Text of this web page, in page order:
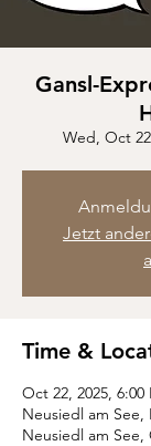
Gansl-
Wed, Oct 22
Jetzt
Time &
Oct 22, 2025, 6:00
Neusiedl am See,
Neusiedl am See,